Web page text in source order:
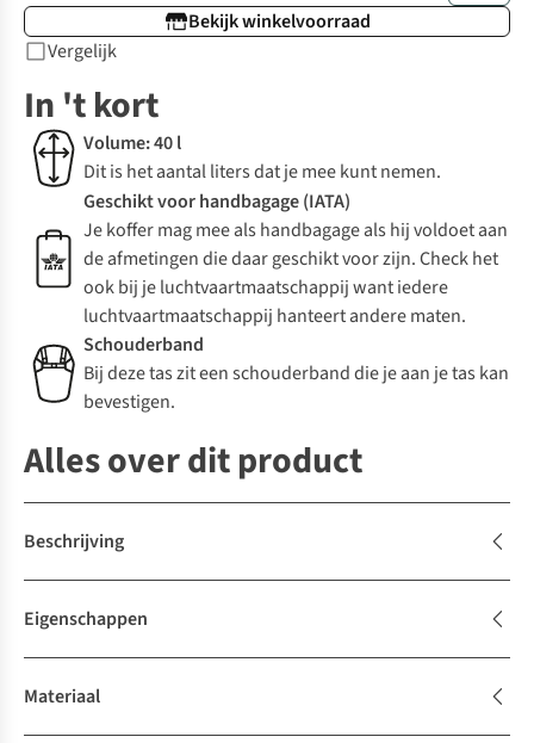
Bekijk winkelvoorraad
Vergelijk
In 't kort
Volume: 40 l
Dit is het aantal liters dat je mee kunt nemen.
Geschikt voor handbagage (IATA)
Je koffer mag mee als handbagage als hij voldoet aan
de afmetingen die daar geschikt voor zijn. Check het
ook bij je luchtvaartmaatschappij want iedere
luchtvaartmaatschappij hanteert andere maten.
Schouderband
Bij deze tas zit een schouderband die je aan je tas kan
bevestigen.
Alles over dit product
Beschrijving
Eigenschappen
Materiaal